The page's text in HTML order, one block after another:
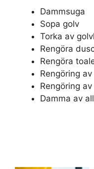
Dammsuga
Sopa golv
Torka av
Rengöra
Rengöra
Rengöring
Rengöring
Damma av